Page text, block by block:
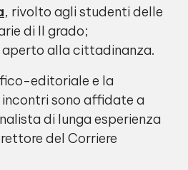
, rivolto agli studenti delle
di II grado;
aperto alla cittadinanza.
editoriale e la
sono affidate a
di lunga esperienza
del Corriere